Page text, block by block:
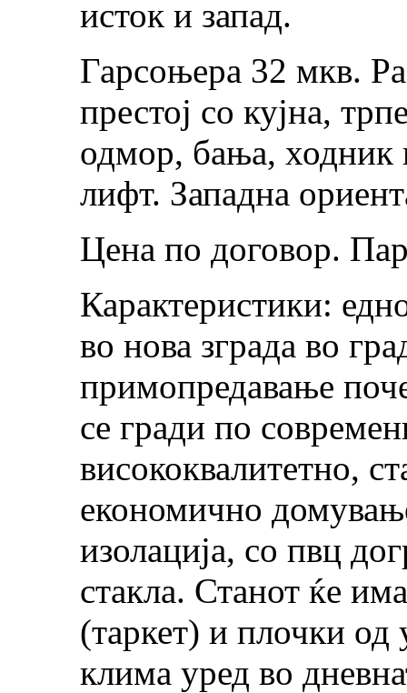
исток и запад.
Гарсоњера 32 мкв.
престој со кујна,
одмор, бања, ходник
лифт. Западна
Цена по договор.
Карактеристики:
во нова зграда во
примопредавање
се гради по
висококвалитетно,
економично
изолација, со пвц
стакла. Станот ќе
(таркет) и плочки од
клима уред во